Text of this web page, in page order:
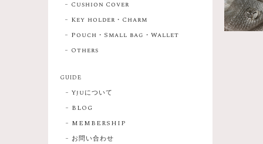
Cushion Cover
Key holder・Charm
Pouch・Small bag・Wallet
Others
GUIDE
Yjuについて
BLOG
MEMBERSHIP
お問い合わせ